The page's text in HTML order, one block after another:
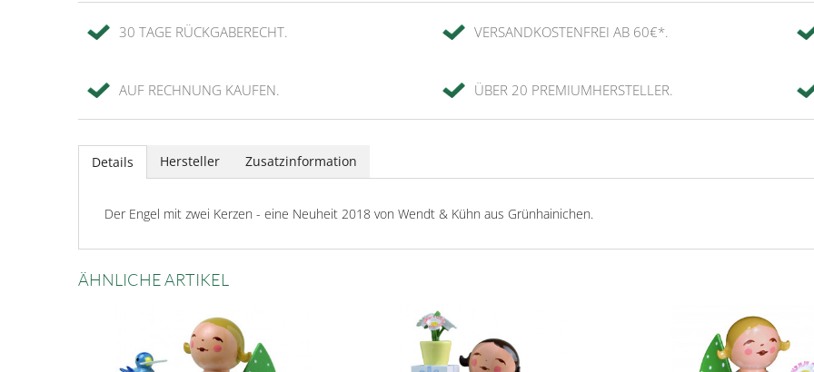
30 TAGE RÜCKGABERECHT. VERSANDKOSTENFREI AB 60€*.
AUF RECHNUNG KAUFEN. ÜBER 20 PREMIUMHERSTELLER.
Details Hersteller Zusatzinformation
Der Engel mit zwei Kerzen - eine Neuheit 2018 von Wendt & Kühn aus Grünhainichen.
ÄHNLICHE ARTIKEL